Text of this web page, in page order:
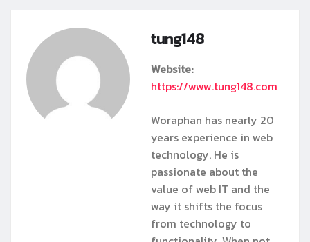
tung148
Website:
https://www.tung148.com
Woraphan has nearly 20
years experience in web
technology. He is
passionate about the
value of web IT and the
way it shifts the focus
from technology to